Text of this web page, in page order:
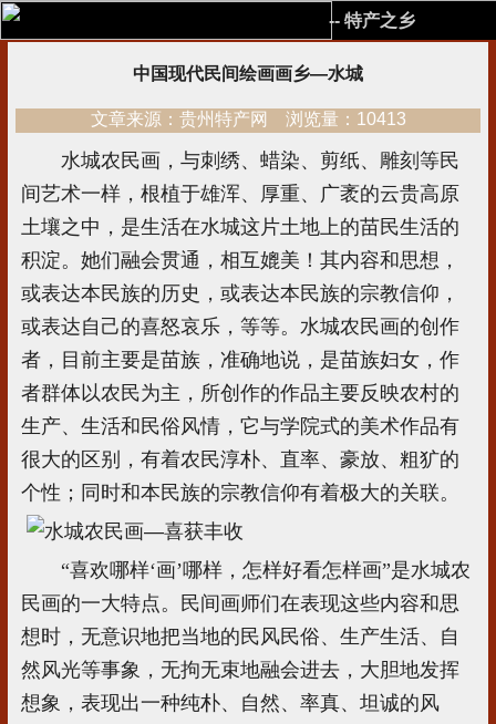
-- 特产之乡
中国现代民间绘画画乡—水城
文章来源：贵州特产网 浏览量：10413
水城农民画，与刺绣、蜡染、剪纸、雕刻等民
间艺术一样，根植于雄浑、厚重、广袤的云贵高原
土壤之中，是生活在水城这片土地上的苗民生活的
积淀。她们融会贯通，相互媲美！其内容和思想，
或表达本民族的历史，或表达本民族的宗教信仰，
或表达自己的喜怒哀乐，等等。水城农民画的创作
者，目前主要是苗族，准确地说，是苗族妇女，作
者群体以农民为主，所创作的作品主要反映农村的
生产、生活和民俗风情，它与学院式的美术作品有
很大的区别，有着农民淳朴、直率、豪放、粗犷的
个性；同时和本民族的宗教信仰有着极大的关联。
“喜欢哪样‘画’哪样，怎样好看怎样画”是水城农
民画的一大特点。民间画师们在表现这些内容和思
想时，无意识地把当地的民风民俗、生产生活、自
然风光等事象，无拘无束地融会进去，大胆地发挥
想象，表现出一种纯朴、自然、率真、坦诚的风